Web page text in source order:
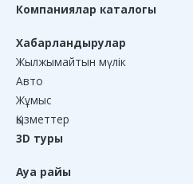
Компаниялар каталогы
Хабарландырулар
Жылжымайтын мүлік
Авто
Жұмыс
Қызметтер
3D туры
Ауа райы